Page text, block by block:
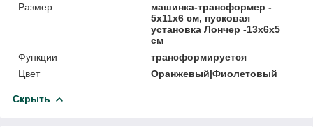
Размер
машинка-трансформер -
5x11x6 см, пусковая
установка Лончер -13x6x5
см
Функции
трансформируется
Цвет
Оранжевый|Фиолетовый
Скрыть